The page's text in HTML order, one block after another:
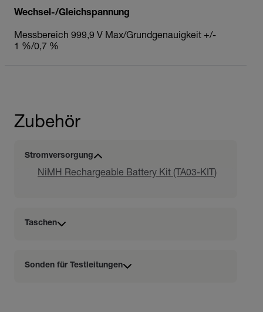
Wechsel-/Gleichspannung
Messbereich 999,9 V Max/Grundgenauigkeit +/-
1 %/0,7 %
Zubehör
Stromversorgung
NiMH Rechargeable Battery Kit (TA03-KIT)
Taschen
Sonden für Testleitungen